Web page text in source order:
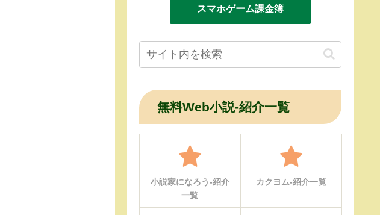
スマホゲーム課金簿
無料Web小説-紹介一覧
小説家になろう-紹介
一覧
カクヨム-紹介一覧